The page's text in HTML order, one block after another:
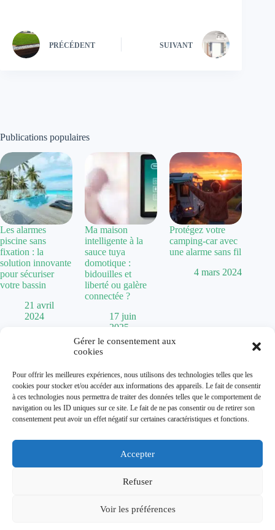
Gérer le consentement aux
cookies
Pour offrir les meilleures expériences, nous utilisons des technologies telles que les
cookies pour stocker et/ou accéder aux informations des appareils. Le fait de consentir
à ces technologies nous permettra de traiter des données telles que le comportement de
navigation ou les ID uniques sur ce site. Le fait de ne pas consentir ou de retirer son
consentement peut avoir un effet négatif sur certaines caractéristiques et fonctions.
Accepter
Refuser
Voir les préférences
PRÉCÉDENT SUIVANT
Publications populaires
Les alarmes
piscine sans
fixation : la
solution innovante
pour sécuriser
votre bassin
21 avril
2024
Ma maison
intelligente à la
sauce tuya
domotique :
bidouilles et
liberté ou galère
connectée ?
17 juin
2025
Protégez votre
camping-car avec
une alarme sans fil
4 mars 2024
Mentions Légales
Plan de site
Contact
À propos
Dolum magazine vous guide dans l'art de transformer votre
habitat. De lachaise Baumannvintage aux tendances comme
, nous explorons toutes les facettes de la
projet de rénovation ou que vous souhaitiez optimiser